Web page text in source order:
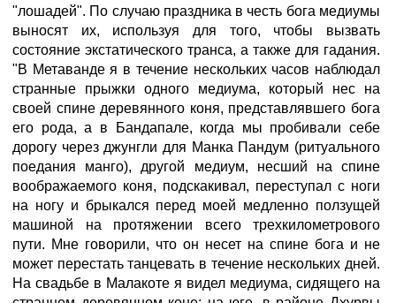
"лошадей". По случаю праздника в честь бога медиумы
выносят их, используя для того, чтобы вызвать
состояние экстатического транса, а также для гадания.
"В Метаванде я в течение нескольких часов наблюдал
странные прыжки одного медиума, который нес на
своей спине деревянного коня, представлявшего бога
его рода, а в Бандапале, когда мы пробивали себе
дорогу через джунгли для Манка Пандум (ритуального
поедания манго), другой медиум, несший на спине
воображаемого коня, подскакивал, переступал с ноги
на ногу и брыкался перед моей медленно ползущей
машиной на протяжении всего трехкилометрового
пути. Мне говорили, что он несет на спине бога и не
может перестать танцевать в течение нескольких дней.
На свадьбе в Малакоте я видел медиума, сидящего на